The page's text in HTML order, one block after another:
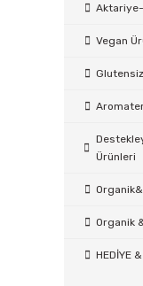
Vegan
Ürünleri
Organik
HEDİYE